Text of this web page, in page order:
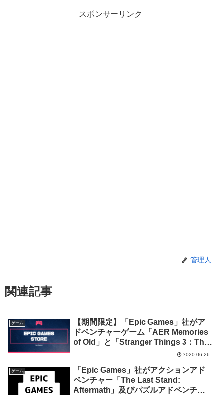
スポンサーリンク
管理人
関連記事
ゲーム
【期間限定】「Epic Games」社がア
ドベンチャーゲーム「AER Memories
of Old」と「Stranger Things 3：The
2020.06.26
ゲーム
「Epic Games」社がアクションアド
ベンチャー「The Last Stand:
Aftermath」及びパズルアドベンチャ